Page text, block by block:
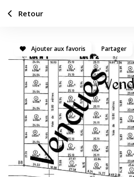
Ajouter aux favoris Partager
Retour